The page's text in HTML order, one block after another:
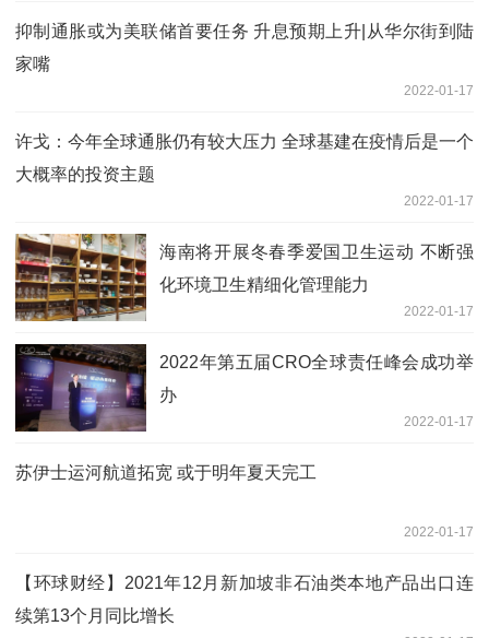
抑制通胀或为美联储首要任务 升息预期上升|从华尔街到陆
家嘴
2022-01-17
许戈：今年全球通胀仍有较大压力 全球基建在疫情后是一个
大概率的投资主题
2022-01-17
海南将开展冬春季爱国卫生运动 不断强
化环境卫生精细化管理能力
2022-01-17
2022年第五届CRO全球责任峰会成功举
办
2022-01-17
苏伊士运河航道拓宽 或于明年夏天完工
2022-01-17
【环球财经】2021年12月新加坡非石油类本地产品出口连
续第13个月同比增长